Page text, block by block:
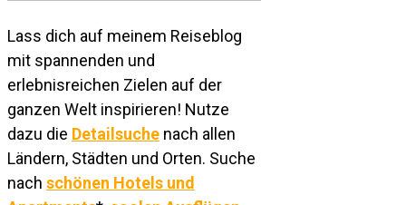
Lass dich auf meinem Reiseblog
mit spannenden und
erlebnisreichen Zielen auf der
ganzen Welt inspirieren! Nutze
dazu die Detailsuche nach allen
Ländern, Städten und Orten. Suche
nach schönen Hotels und